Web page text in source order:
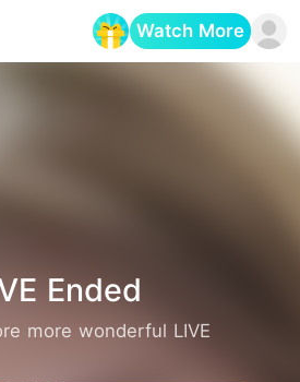
Watch More
Ended
more wonderful LIVE